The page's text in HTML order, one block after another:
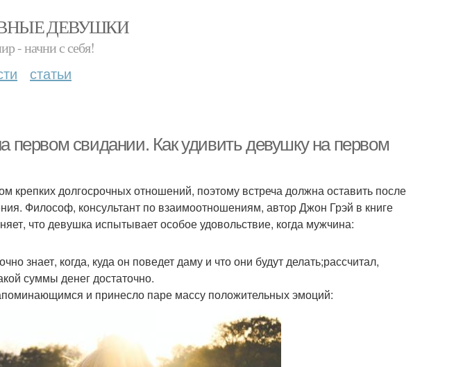
ДЕВУШКИ
- начни с себя!
статьи
первом свидании. Как удивить девушку на первом
крепких долгосрочных отношений, поэтому встреча должна оставить после
Философ, консультант по взаимоотношениям, автор Джон Грэй в книге
что девушка испытывает особое удовольствие, когда мужчина:
знает, когда, куда он поведет даму и что они будут делать;рассчитал,
суммы денег достаточно.
и принесло паре массу положительных эмоций: